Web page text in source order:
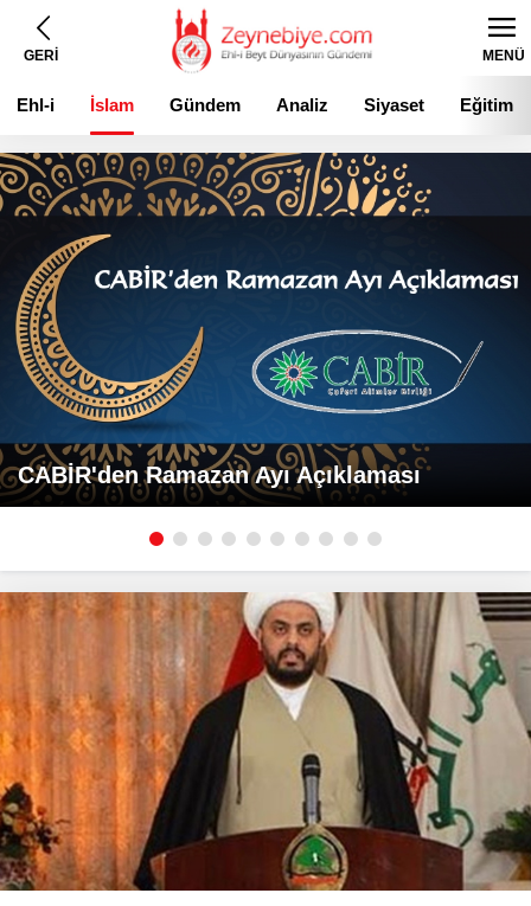
GERİ MENÜ
Ehl-i
Beyt
İslam Gündem Analiz Siyaset Eğitim
CABİR'den Ramazan Ayı Açıklaması